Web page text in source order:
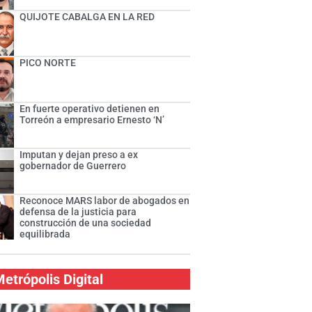
QUIJOTE CABALGA EN LA RED
PICO NORTE
En fuerte operativo detienen en
Torreón a empresario Ernesto ‘N’
Imputan y dejan preso a ex
gobernador de Guerrero
Reconoce MARS labor de abogados en
defensa de la justicia para
construcción de una sociedad
equilibrada
Digital